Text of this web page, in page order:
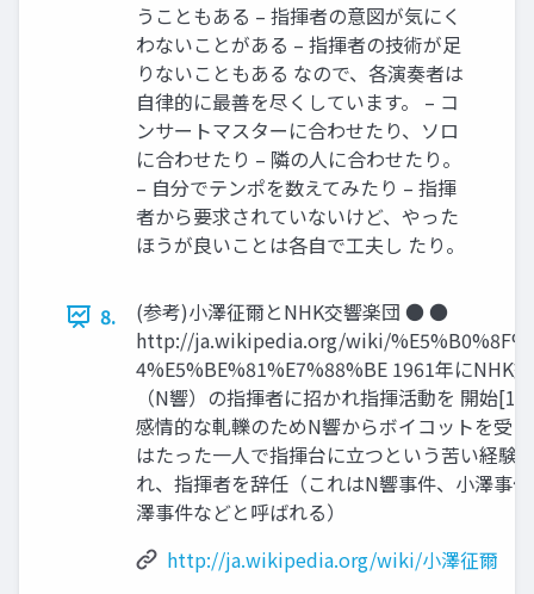
うこともある – 指揮者の意図が気にく
わないことがある – 指揮者の技術が足
りないこともある なので、各演奏者は
自律的に最善を尽くしています。 – コ
ンサートマスターに合わせたり、ソロ
に合わせたり – 隣の人に合わせたり。
– 自分でテンポを数えてみたり – 指揮
者から要求されていないけど、やった
ほうが良いことは各自で工夫し たり。
8.
(参考)小澤征爾とNHK交響楽団 ● ●
http://ja.wikipedia.org/wiki/
4%E5%BE%81%E7%88%BE 1961年にNHK
（N響）の指揮者に招かれ指揮活動を 開始
感情的な軋轢のためN響からボイコットを受
はたった一人で指揮台に立つという苦い経験
れ、指揮者を辞任（これはN響事件、小澤事
澤事件などと呼ばれる）
http://ja.wikipedia.org/wiki/小澤征爾